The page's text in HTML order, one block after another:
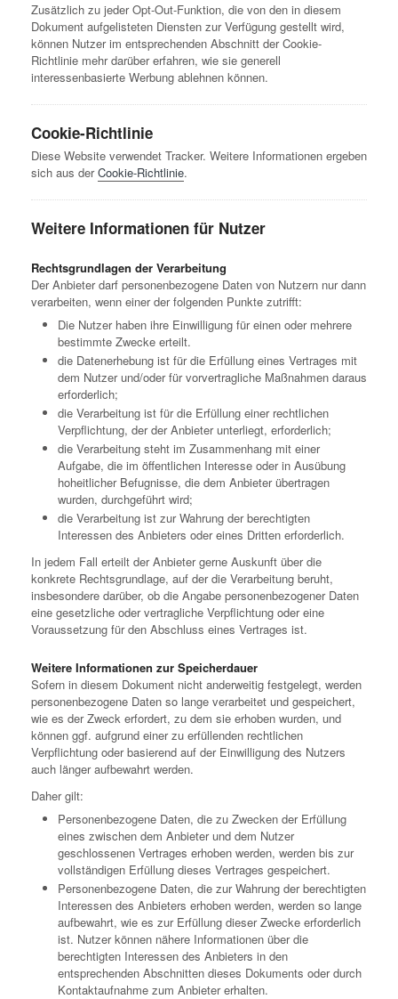
Zusätzlich zu jeder Opt-Out-Funktion, die von den in diesem
Dokument aufgelisteten Diensten zur Verfügung gestellt wird,
können Nutzer im entsprechenden Abschnitt der Cookie-
Richtlinie mehr darüber erfahren, wie sie generell
interessenbasierte Werbung ablehnen können.
Cookie-Richtlinie
Diese Website verwendet Tracker. Weitere Informationen ergeben
sich aus derCookie-Richtlinie.
Weitere Informationen für Nutzer
Rechtsgrundlagen der Verarbeitung
Der Anbieter darf personenbezogene Daten von Nutzern nur dann
verarbeiten, wenn einer der folgenden Punkte zutrifft:
Die Nutzer haben ihre Einwilligung für einen oder mehrere
bestimmte Zwecke erteilt.
die Datenerhebung ist für die Erfüllung eines Vertrages mit
dem Nutzer und/oder für vorvertragliche Maßnahmen daraus
erforderlich;
die Verarbeitung ist für die Erfüllung einer rechtlichen
Verpflichtung, der der Anbieter unterliegt, erforderlich;
die Verarbeitung steht im Zusammenhang mit einer
Aufgabe, die im öffentlichen Interesse oder in Ausübung
hoheitlicher Befugnisse, die dem Anbieter übertragen
wurden, durchgeführt wird;
die Verarbeitung ist zur Wahrung der berechtigten
Interessen des Anbieters oder eines Dritten erforderlich.
In jedem Fall erteilt der Anbieter gerne Auskunft über die
konkrete Rechtsgrundlage, auf der die Verarbeitung beruht,
insbesondere darüber, ob die Angabe personenbezogener Daten
eine gesetzliche oder vertragliche Verpflichtung oder eine
Voraussetzung für den Abschluss eines Vertrages ist.
Weitere Informationen zur Speicherdauer
Sofern in diesem Dokument nicht anderweitig festgelegt, werden
personenbezogene Daten so lange verarbeitet und gespeichert,
wie es der Zweck erfordert, zu dem sie erhoben wurden, und
können ggf. aufgrund einer zu erfüllenden rechtlichen
Verpflichtung oder basierend auf der Einwilligung des Nutzers
auch länger aufbewahrt werden.
Daher gilt:
Personenbezogene Daten, die zu Zwecken der Erfüllung
eines zwischen dem Anbieter und dem Nutzer
geschlossenen Vertrages erhoben werden, werden bis zur
vollständigen Erfüllung dieses Vertrages gespeichert.
Personenbezogene Daten, die zur Wahrung der berechtigten
Interessen des Anbieters erhoben werden, werden so lange
aufbewahrt, wie es zur Erfüllung dieser Zwecke erforderlich
ist. Nutzer können nähere Informationen über die
berechtigten Interessen des Anbieters in den
entsprechenden Abschnitten dieses Dokuments oder durch
Kontaktaufnahme zum Anbieter erhalten.